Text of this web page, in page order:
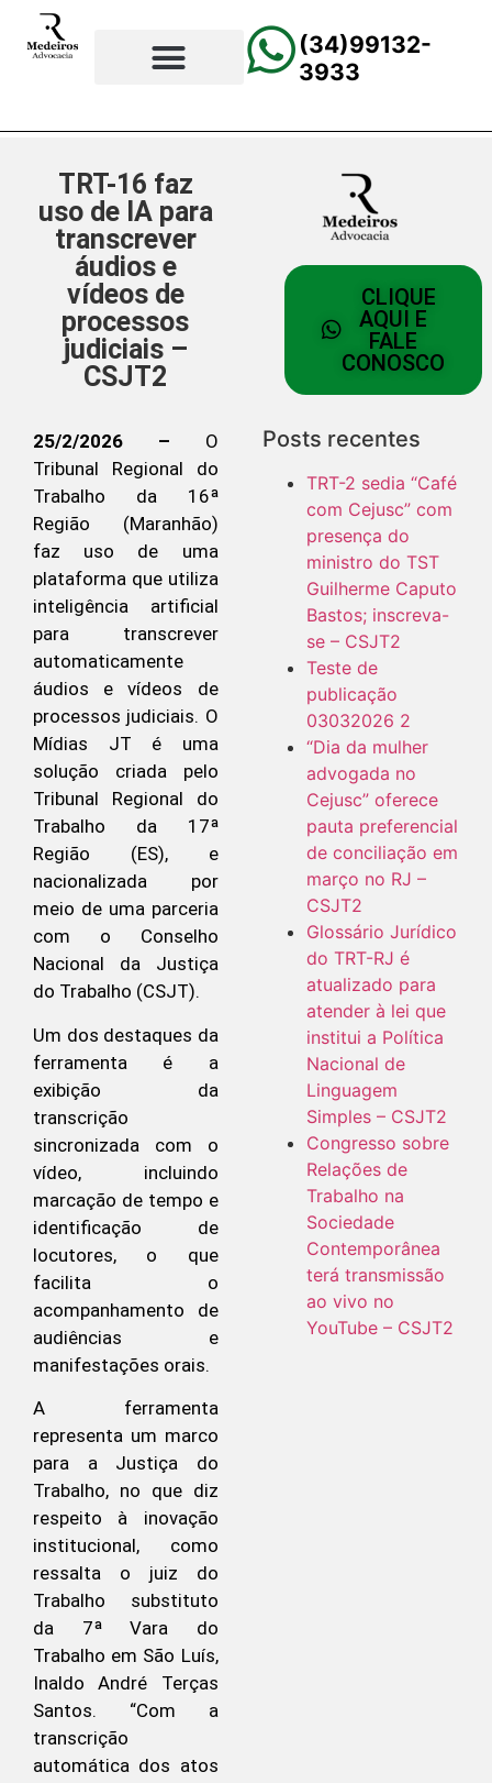
(34)99132-
3933
TRT-16 faz
uso de IA para
transcrever
áudios e
vídeos de
processos
judiciais –
CSJT2
25/2/2026 – O
Tribunal Regional do
Trabalho da 16ª
Região (Maranhão)
faz uso de uma
plataforma que utiliza
inteligência artificial
para transcrever
automaticamente
áudios e vídeos de
processos judiciais. O
Mídias JT é uma
solução criada pelo
Tribunal Regional do
Trabalho da 17ª
Região (ES), e
nacionalizada por
meio de uma parceria
com o Conselho
Nacional da Justiça
do Trabalho (CSJT).
Um dos destaques da
ferramenta é a
exibição da
transcrição
sincronizada com o
vídeo, incluindo
marcação de tempo e
identificação de
locutores, o que
facilita o
acompanhamento de
audiências e
manifestações orais.
A ferramenta
representa um marco
para a Justiça do
Trabalho, no que diz
respeito à inovação
institucional, como
ressalta o juiz do
Trabalho substituto
da 7ª Vara do
Trabalho em São Luís,
Inaldo André Terças
Santos. “Com a
transcrição
automática dos atos
CLIQUE
AQUI E
FALE
CONOSCO
Posts recentes
TRT-2 sedia “Café
com Cejusc” com
presença do
ministro do TST
Guilherme Caputo
Bastos; inscreva-
se – CSJT2
Teste de
publicação
03032026 2
“Dia da mulher
advogada no
Cejusc” oferece
pauta preferencial
de conciliação em
março no RJ –
CSJT2
Glossário Jurídico
do TRT-RJ é
atualizado para
atender à lei que
institui a Política
Nacional de
Linguagem
Simples – CSJT2
Congresso sobre
Relações de
Trabalho na
Sociedade
Contemporânea
terá transmissão
ao vivo no
YouTube – CSJT2